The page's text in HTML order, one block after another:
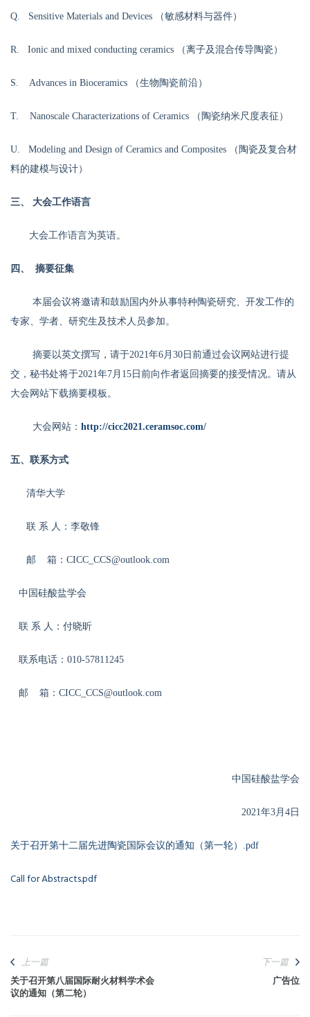
Q. Sensitive Materials and Devices （敏感材料与器件）
R. Ionic and mixed conducting ceramics （离子及混合传导陶瓷）
S. Advances in Bioceramics （生物陶瓷前沿）
T. Nanoscale Characterizations of Ceramics （陶瓷纳米尺度表征）
U. Modeling and Design of Ceramics and Composites （陶瓷及复合材
料的建模与设计）
三、 大会工作语言
大会工作语言为英语。
四、 摘要征集
本届会议将邀请和鼓励国内外从事特种陶瓷研究、开发工作的
专家、学者、研究生及技术人员参加。
摘要以英文撰写，请于2021年6月30日前通过会议网站进行提
交，秘书处将于2021年7月15日前向作者返回摘要的接受情况。请从
大会网站下载摘要模板。
大会网站： http://cicc2021.ceramsoc.com/
五、 联系方式
清华大学
联 系 人：李敬锋
邮 箱：CICC_CCS@outlook.com
中国硅酸盐学会
联 系 人：付晓昕
联系电话：010-57811245
邮 箱：CICC_CCS@outlook.com
中国硅酸盐学会
2021年3月4日
关于召开第十二届先进陶瓷国际会议的通知（第一轮）.pdf
Call for Abstracts.pdf
上一篇
关于召开第八届国际耐火材料学术会
议的通知（第二轮）
下一篇
广告位